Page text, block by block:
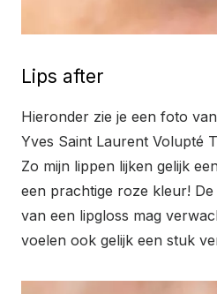
Lips after
Hieronder zie je een foto
Yves Saint Laurent Volupté
Zo mijn lippen lijken gelijk
een prachtige roze kleur! De
van een lipgloss mag
voelen ook gelijk een stuk